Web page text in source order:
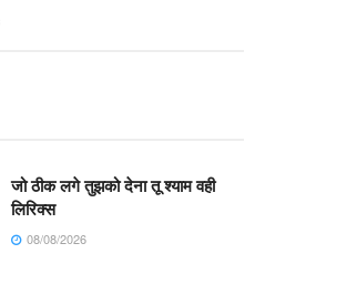
जो ठीक लगे तुझको देना तू श्याम वही
लिरिक्स
08/08/2026